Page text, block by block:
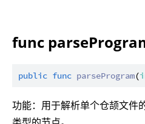
func
public func parseProgram(
功能：用于解析单个仓颉文件